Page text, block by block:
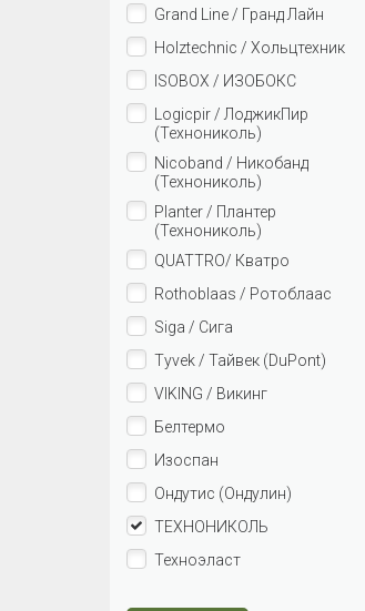
Grand Line / Гранд Лайн
Holztechnic / Хольцтехник
ISOBOX / ИЗОБОКС
Logicpir / ЛоджикПир
(Технониколь)
Nicoband / Никобанд
(Технониколь)
Planter / Плантер
(Технониколь)
QUATTRO/ Кватро
Rothoblaas / Ротоблаас
Siga / Сига
Tyvek / Тайвек (DuPont)
VIKING / Викинг
Белтермо
Изоспан
Ондутис (Ондулин)
ТЕХНОНИКОЛЬ
Техноэласт